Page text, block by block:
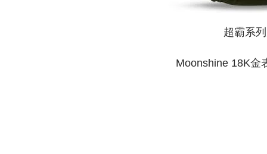
超霸系
Moonshine 18K金